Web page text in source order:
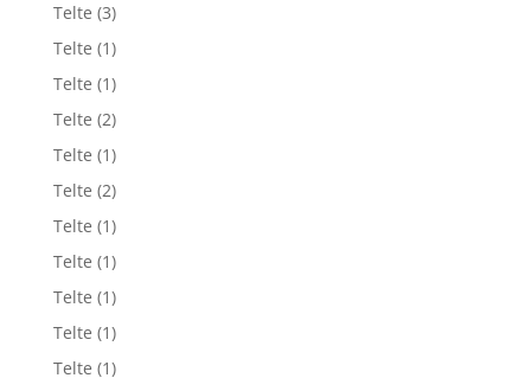
Telte (3)
Telte (1)
Telte (1)
Telte (2)
Telte (1)
Telte (2)
Telte (1)
Telte (1)
Telte (1)
Telte (1)
Telte (1)